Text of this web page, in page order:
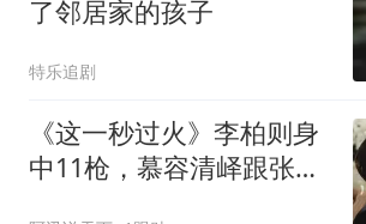
了邻居家的孩子
特乐追剧
《这一秒过火》李柏则身
中11枪，慕容清峄跟张明